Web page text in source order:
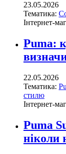
23.05.2026
Тематика:
Інтернет-
Puma:
22.05.2026
Тематика:
стилю
Інтернет-
Puma
ніколи